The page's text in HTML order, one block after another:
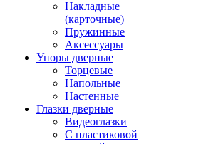
Накладные
(карточные)
Пружинные
Аксессуары
Упоры дверные
Торцевые
Напольные
Настенные
Глазки дверные
Видеоглазки
С пластиковой